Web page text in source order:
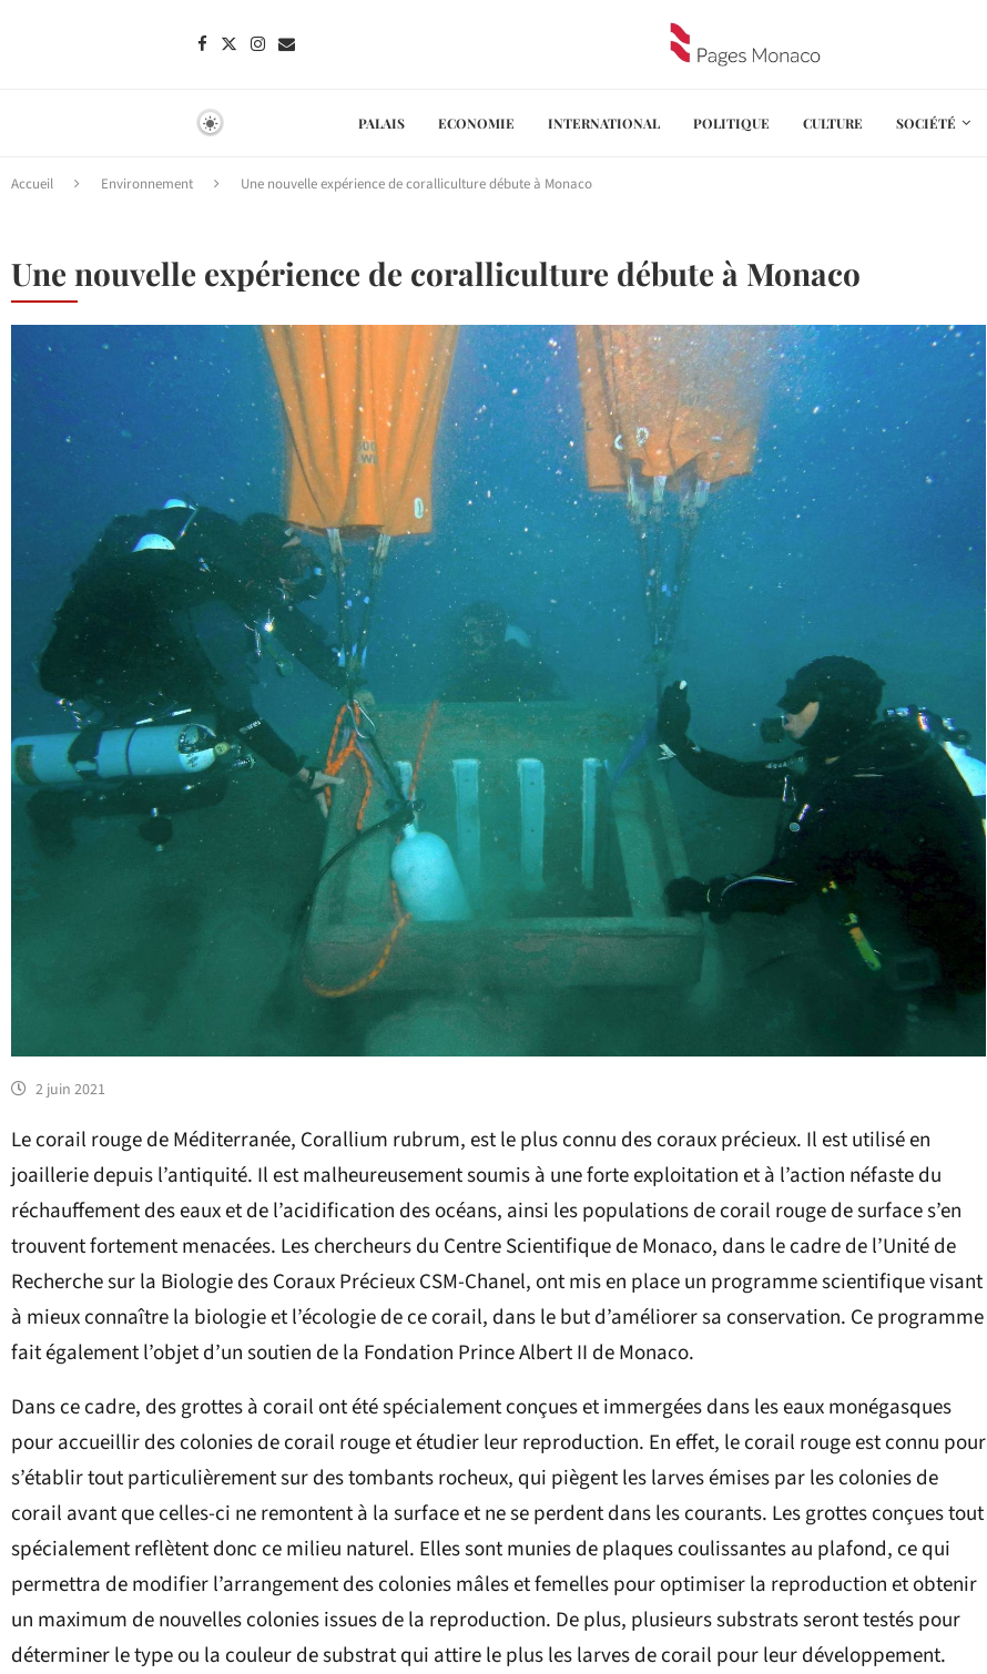
PALAIS ECONOMIE INTERNATIONAL POLITIQUE CULTURE SOCIÉTÉ
Accueil Environnement Une nouvelle expérience de coralliculture débute à Monaco
Une nouvelle expérience de coralliculture débute à Monaco
2 juin 2021
Le corail rouge de Méditerranée, Corallium rubrum, est le plus connu des coraux précieux. Il est utilisé en
joaillerie depuis l’antiquité. Il est malheureusement soumis à une forte exploitation et à l’action néfaste du
réchauffement des eaux et de l’acidification des océans, ainsi les populations de corail rouge de surface s’en
trouvent fortement menacées. Les chercheurs du Centre Scientifique de Monaco, dans le cadre de l’Unité de
Recherche sur la Biologie des Coraux Précieux CSM-Chanel, ont mis en place un programme scientifique visant
à mieux connaître la biologie et l’écologie de ce corail, dans le but d’améliorer sa conservation. Ce programme
fait également l’objet d’un soutien de la Fondation Prince Albert II de Monaco.
Dans ce cadre, des grottes à corail ont été spécialement conçues et immergées dans les eaux monégasques
pour accueillir des colonies de corail rouge et étudier leur reproduction. En effet, le corail rouge est connu pour
s’établir tout particulièrement sur des tombants rocheux, qui piègent les larves émises par les colonies de
corail avant que celles-ci ne remontent à la surface et ne se perdent dans les courants. Les grottes conçues tout
spécialement reflètent donc ce milieu naturel. Elles sont munies de plaques coulissantes au plafond, ce qui
permettra de modifier l’arrangement des colonies mâles et femelles pour optimiser la reproduction et obtenir
un maximum de nouvelles colonies issues de la reproduction. De plus, plusieurs substrats seront testés pour
déterminer le type ou la couleur de substrat qui attire le plus les larves de corail pour leur développement.